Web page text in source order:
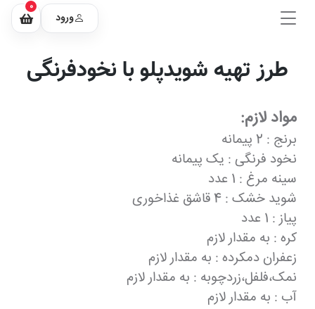
ورود
0
طرز تهیه شویدپلو با نخودفرنگی
مواد لازم:
برنج : 2 پیمانه
نخود فرنگی : یک پیمانه
سینه مرغ : 1 عدد
شوید خشک : 4 قاشق غذاخوری
پیاز : 1 عدد
کره : به مقدار لازم
زعفران دمکرده : به مقدار لازم
نمک،فلفل،زردچوبه : به مقدار لازم
آب : به مقدار لازم